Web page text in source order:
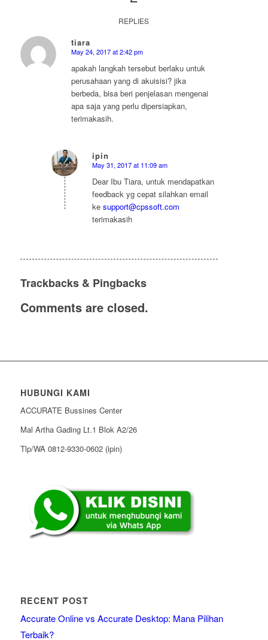
REPLIES
tiara
says:
May 24, 2017 at 2:42 pm
apakah langkah tersebut berlaku untuk
perusahaan yang di akuisisi? jika
berbeda, bisa beri penjelasan mengenai
apa saja yang perlu dipersiapkan,
terimakasih.
ipin
says:
May 31, 2017 at 11:09 am
Dear Ibu Tiara, untuk mendapatkan
feedback yg cepat silahkan email
ke support@cpssoft.com
terimakasih
Trackbacks & Pingbacks
Comments are closed.
HUBUNGI KAMI
ACCURATE Bussines Center
Mal Artha Gading Lt.1 Blok A2/26
Tlp/WA 0812-9330-0602 (ipin)
RECENT POST
Accurate Online vs Accurate Desktop: Mana Pilihan
Terbaik?